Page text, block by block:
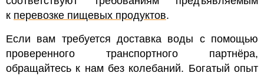
к перевозке пищевых продуктов.
Если вам требуется доставка воды с помощью
проверенного транспортного партнёра,
обращайтесь к нам без колебаний. Богатый опыт